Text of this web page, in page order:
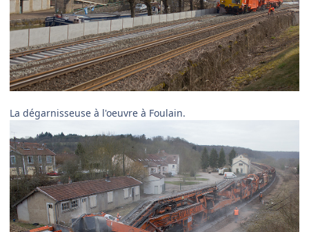
La dégarnisseuse à l'oeuvre à Foulain.